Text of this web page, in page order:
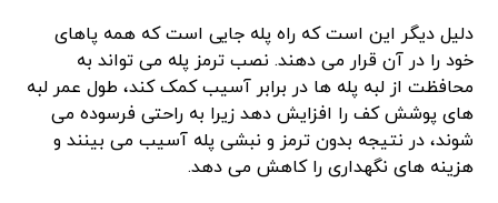
دلیل دیگر این است که راه پله جایی است که همه پاهای
خود را در آن قرار می دهند. نصب ترمز پله می تواند به
محافظت از لبه پله ها در برابر آسیب کمک کند، طول عمر لبه
های پوشش کف را افزایش دهد زیرا به راحتی فرسوده می
شوند، در نتیجه بدون ترمز و نبشی پله آسیب می بینند و
هزینه های نگهداری را کاهش می دهد.